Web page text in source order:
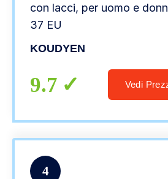
con lacci, per uomo e
37 EU
KOUDYEN
9.7 Vedi
4